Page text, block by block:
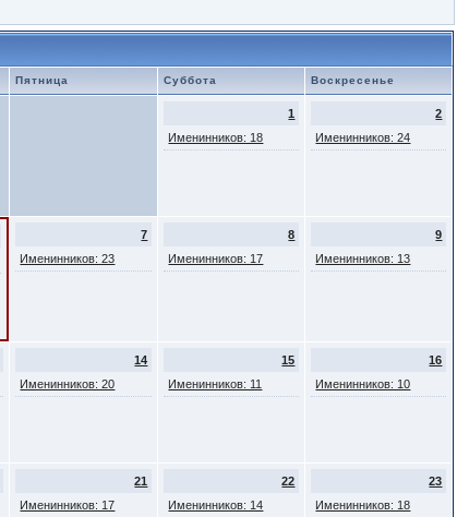
Пятница Суббота Воскресенье
1
Именинников: 18
2
Именинников: 24
7
Именинников: 23
8
Именинников: 17
9
Именинников: 13
14
Именинников: 20
15
Именинников: 11
16
Именинников: 10
21
Именинников: 17
22
Именинников: 14
23
Именинников: 18